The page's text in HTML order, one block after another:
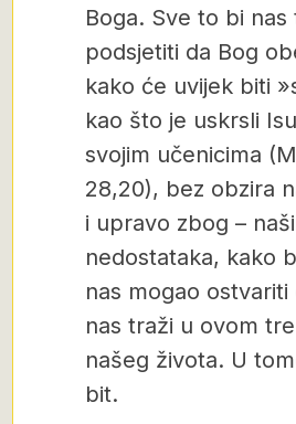
Boga. Sve to bi
podsjetiti da Bog
kako će uvijek biti
kao što je uskrsli
svojim učenicima
28,20), bez obzira
i upravo zbog –
nedostataka, kako
nas mogao
nas traži u ovom
našeg života. U
bit.